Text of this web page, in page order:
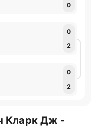
0
0
2
0
2
Кларк Дж -